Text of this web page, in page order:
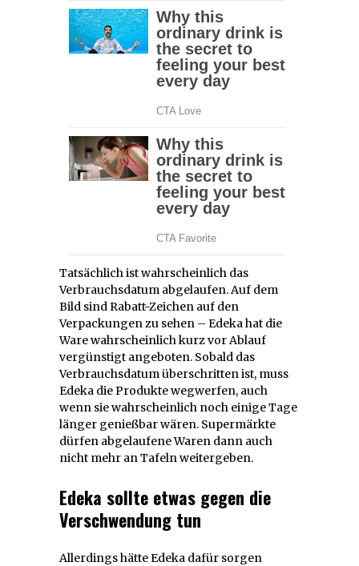
Tatsächlich ist wahrscheinlich das
Verbrauchsdatum abgelaufen. Auf dem
Bild sind Rabatt-Zeichen auf den
Verpackungen zu sehen – Edeka hat die
Ware wahrscheinlich kurz vor Ablauf
vergünstigt angeboten. Sobald das
Verbrauchsdatum überschritten ist, muss
Edeka die Produkte wegwerfen, auch
wenn sie wahrscheinlich noch einige Tage
länger genießbar wären. Supermärkte
dürfen abgelaufene Waren dann auch
nicht mehr an Tafeln weitergeben.
Edeka sollte etwas gegen die
Verschwendung tun
Allerdings hätte Edeka dafür sorgen